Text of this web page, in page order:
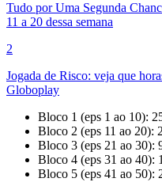
Tudo por Uma Segunda
11 a 20 dessa semana
2
Jogada de Risco: veja que
Globoplay
Bloco 1 (eps 1 ao 10):
Bloco 2 (eps 11 ao 20):
Bloco 3 (eps 21 ao 30):
Bloco 4 (eps 31 ao 40):
Bloco 5 (eps 41 ao 50):